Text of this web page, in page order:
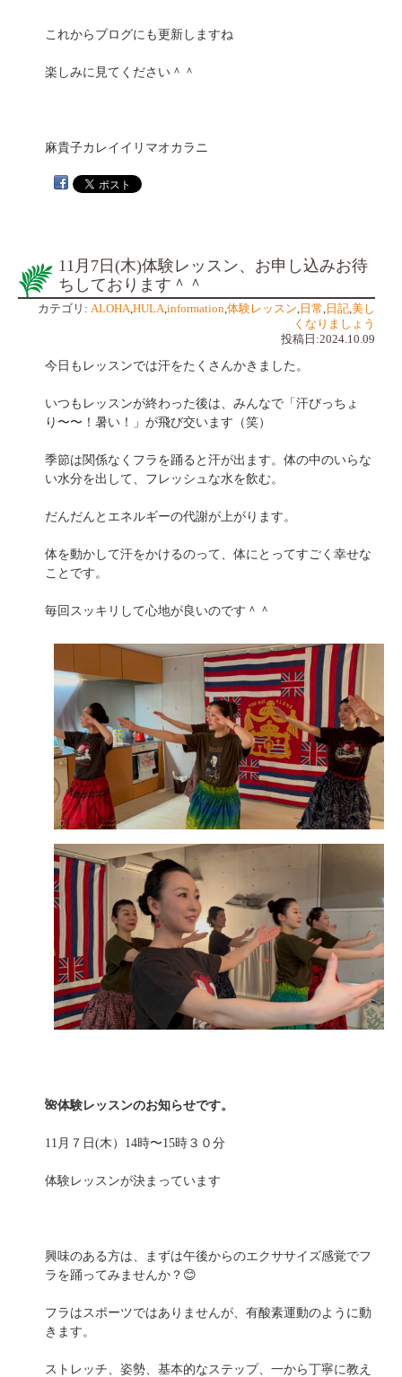
これからブログにも更新しますね
楽しみに見てください＾＾
麻貴子カレイイリマオカラニ
11月7日(木)体験レッスン、お申し込みお待
ちしております＾＾
カテゴリ: ALOHA,HULA,information,体験レッスン, 日常, 日記,美し
くなりましょう
投稿日:2024.10.09
今日もレッスンでは汗をたくさんかきました。
いつもレッスンが終わった後は、みんなで「汗びっちょ
り〜〜！暑い！」が飛び交います（笑）
季節は関係なくフラを踊ると汗が出ます。体の中のいらな
い水分を出して、フレッシュな水を飲む。
だんだんとエネルギーの代謝が上がります。
体を動かして汗をかけるのって、体にとってすごく幸せな
ことです。
毎回スッキリして心地が良いのです＾＾
🌺体験レッスンのお知らせです。
11月７日(木）14時〜15時３０分
体験レッスンが決まっています
興味のある方は、まずは午後からのエクササイズ感覚でフ
ラを踊ってみませんか？😊
フラはスポーツではありませんが、有酸素運動のように動
きます。
ストレッチ、姿勢、基本的なステップ、一から丁寧に教え